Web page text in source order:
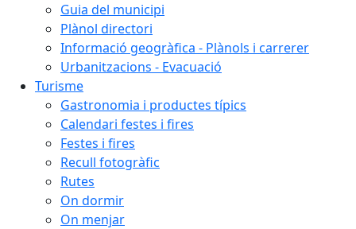
Guia del municipi
Plànol directori
Informació geogràfica - Plànols i carrerer
Urbanitzacions - Evacuació
Turisme
Gastronomia i productes típics
Calendari festes i fires
Festes i fires
Recull fotogràfic
Rutes
On dormir
On menjar